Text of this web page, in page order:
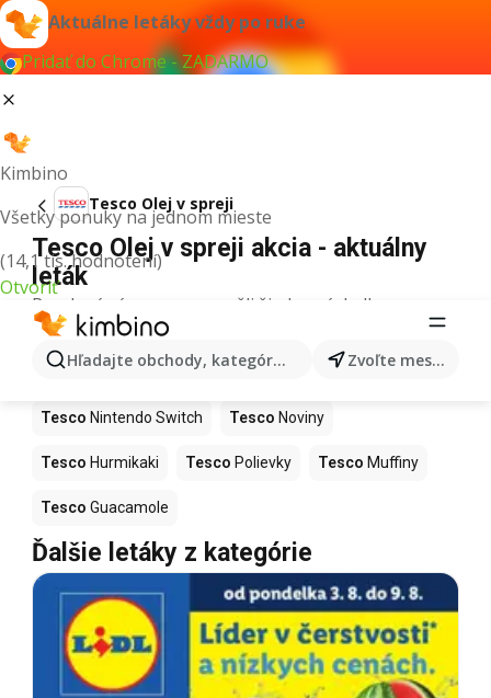
Aktuálne letáky vždy po ruke
Pridať do Chrome - ZADARMO
Kimbino
Všetky ponuky na jednom mieste
(14,1 tis. hodnotení)
Otvoriť
Hľadajte obchody, kategórie, produkty... Zvoľte mesto
Tesco Olej v spreji
Tesco Olej v spreji akcia - aktuálny
leták
Pre daný výraz sme nenašli žiadne výsledky.
Ďalšie produkty v obchodoch Tesco
Tesco Kapor Tesco Ashwagandha
Tesco Nintendo Switch Tesco Noviny
Tesco Hurmikaki Tesco Polievky Tesco Muffiny
Tesco Guacamole
Ďalšie letáky z kategórie